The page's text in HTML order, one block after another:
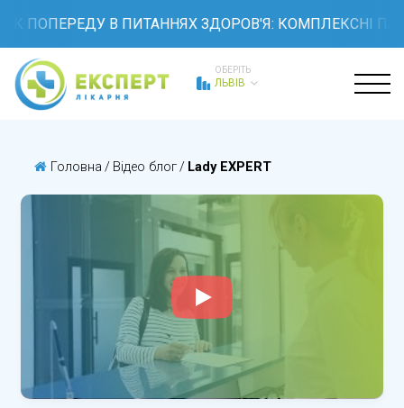
ПОПЕРЕДУ В ПИТАННЯХ ЗДОРОВ'Я: КОМПЛЕКСНІ
ОБЕРІТЬ
ЛЬВІВ
Головна / Відео блог/ Lady EXPERT